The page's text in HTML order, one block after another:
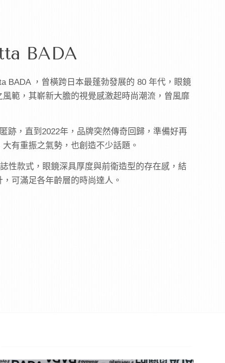
BADA
BADA ，曾橫跨日本最蓬勃發展的 80 年代，眼鏡
範，其嶄新大膽的視覺感激起時尚潮流，曾風靡
跡，直到 2022年，品牌突然傳奇回歸，準備好再
有重振之氣勢，也創造不少話題。
性款式，眼鏡深具厚度與前衛造型的存在感，結
可滿足各年齡層的時尚達人。